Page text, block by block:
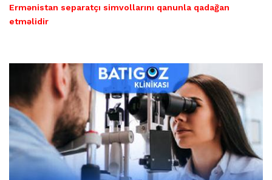
Ermənistan separatçı simvollarını qanunla qadağan
etməlidir